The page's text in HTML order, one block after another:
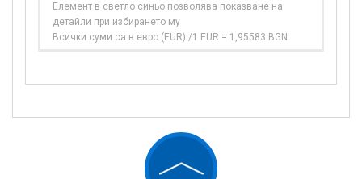
Елемент в светло синьо позволява показване на
детайли при избирането му
Всички суми са в евро (EUR) /1 EUR = 1,95583 BGN